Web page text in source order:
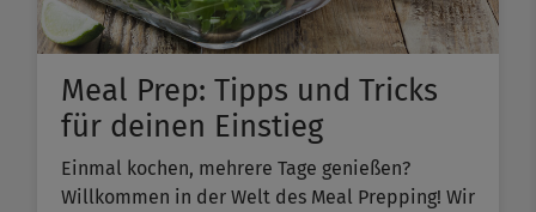
Meal Prep: Tipps und Tricks
für deinen Einstieg
Einmal kochen, mehrere Tage genießen?
Willkommen in der Welt des Meal Prepping! Wir